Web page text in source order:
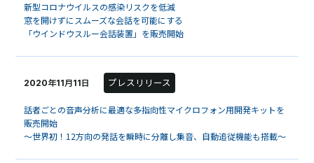
新型コロナウイルスの感染リスクを低減
窓を開けずにスムーズな会話を可能にする
「ウインドウスルー会話装置」を販売開始
2020年11月11日 プレスリリース
話者ごとの音声分析に最適な多指向性マイクロフォン用開発キットを
販売開始
～世界初！12方向の発話を瞬時に分離し集音、自動追従機能も搭載～